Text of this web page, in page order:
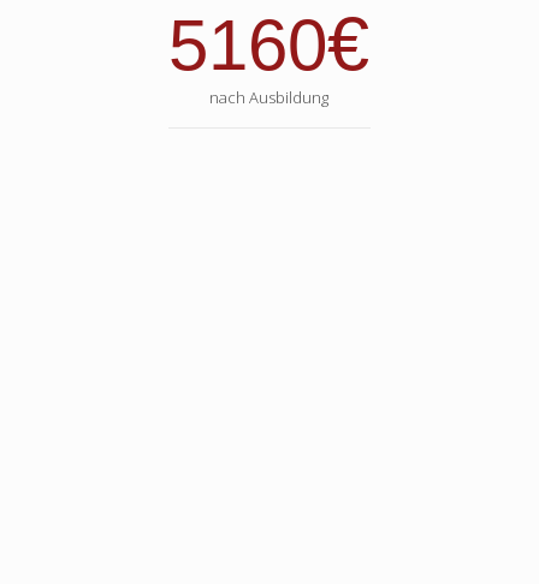
5160€
nach Ausbildung